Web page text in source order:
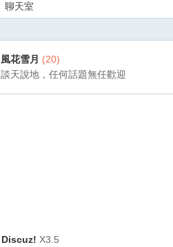
聊天室
風花雪月 (20)
談天說地，任何話題無任歡迎
Discuz! X3.5